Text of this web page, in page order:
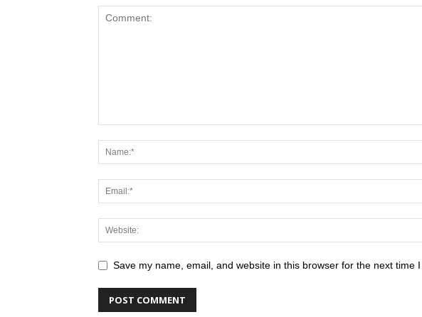
Save my name, email, and website in this browser for the next time